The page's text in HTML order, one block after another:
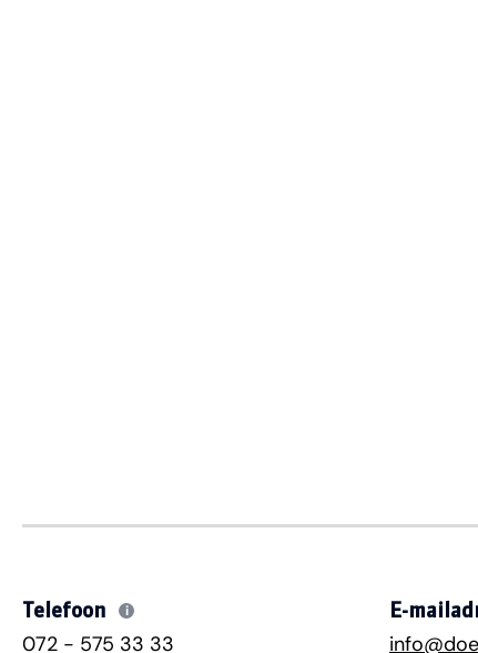
Telefoon i
072 - 575 33 33
E-